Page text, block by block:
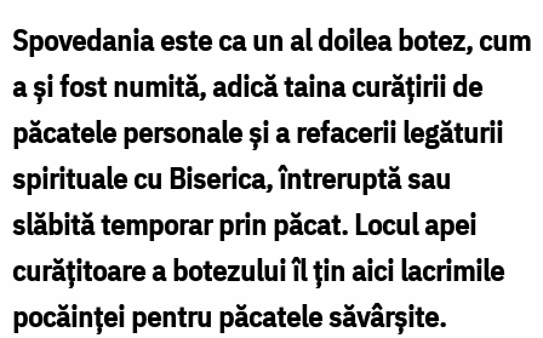
pocăința,
mărturisirea
și
iertarea
păcatelor
Foto:
Spovedania este ca un al doilea botez, cum
a şi fost numită, adică taina curăţirii de
păcatele personale şi a refacerii legăturii
spirituale cu Biserica, întreruptă sau
slăbită temporar prin păcat. Locul apei
curăţitoare a botezului îl ţin aici lacrimile
pocăinţei pentru păcatele săvârşite.